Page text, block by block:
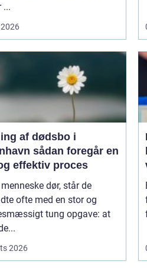
...
af dødsbo i
foregår en
effektiv proces
dør, står de
ofte med en stor og
tung opgave: at
2026